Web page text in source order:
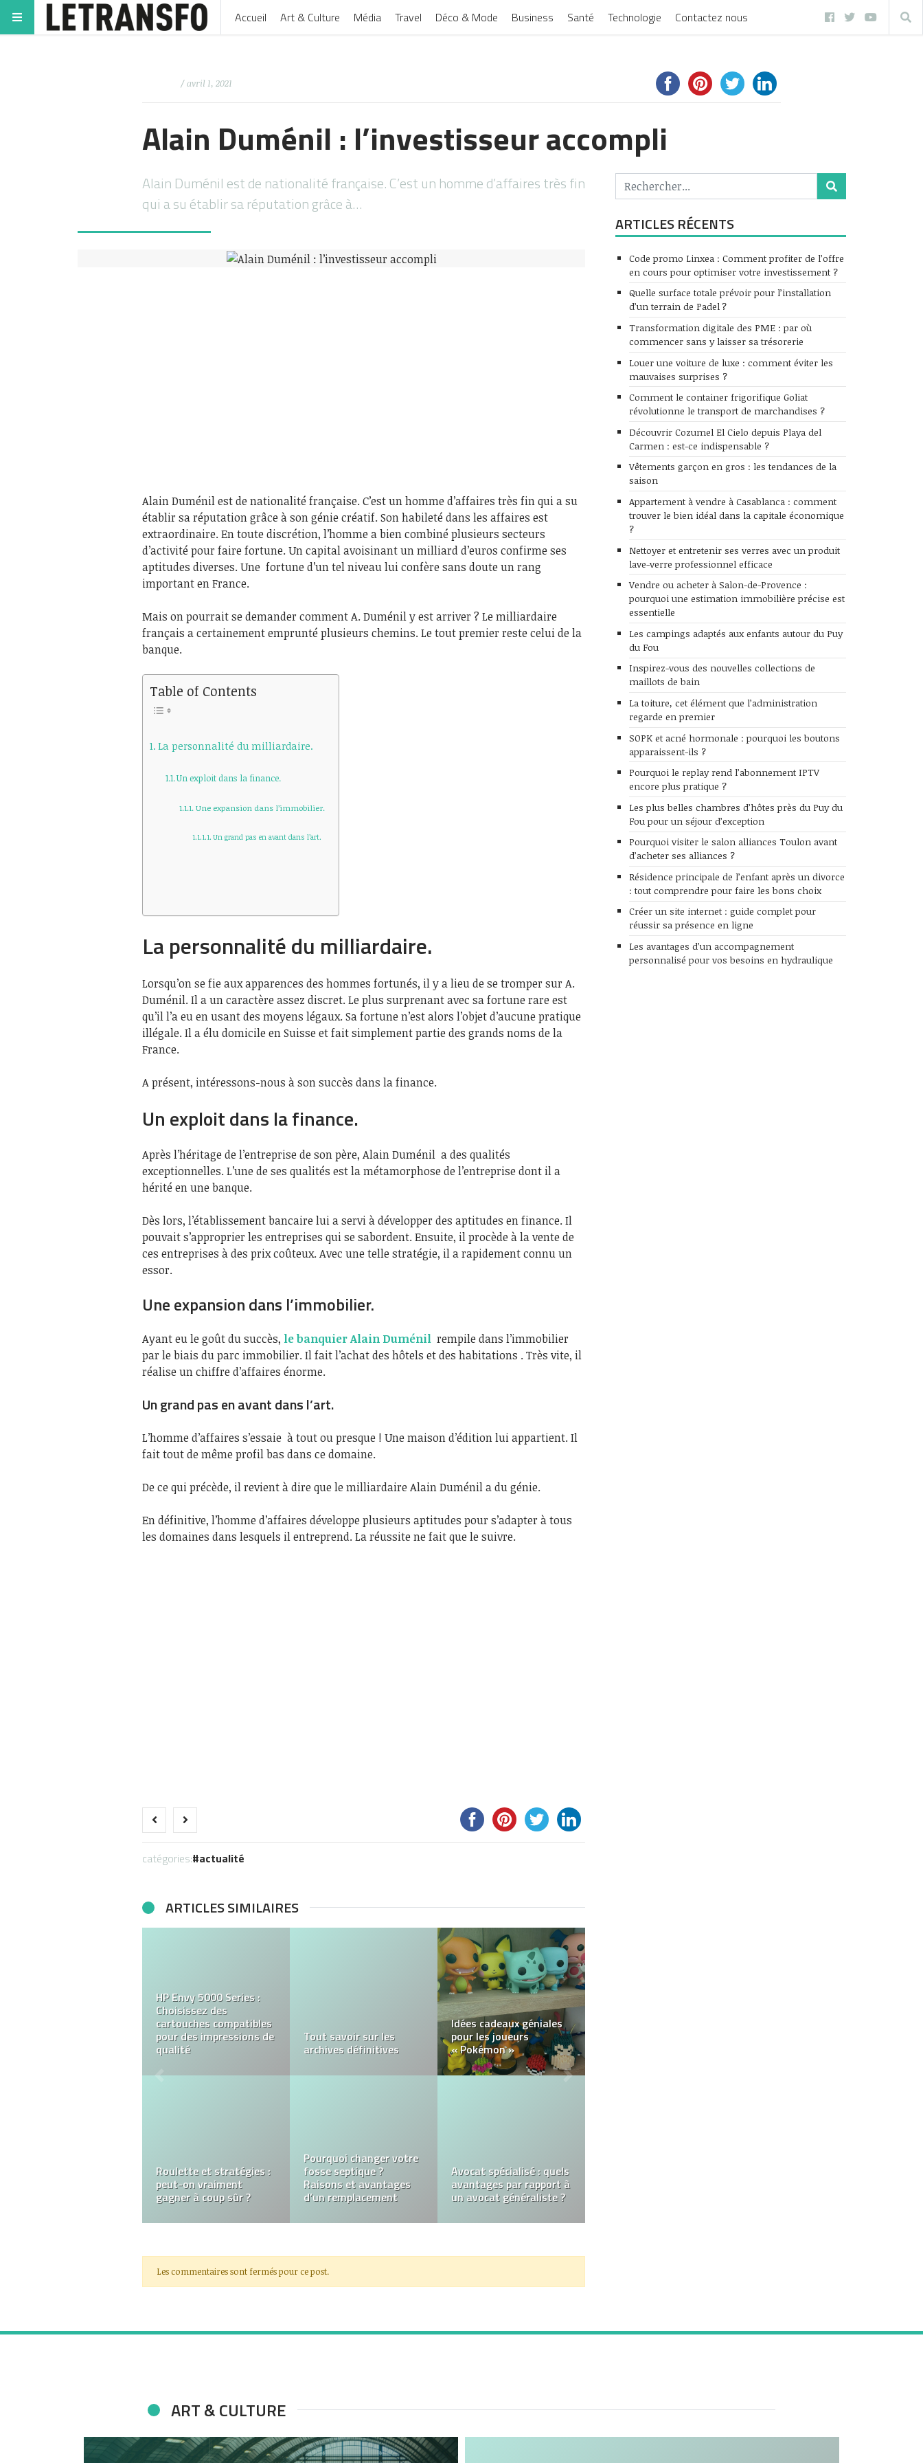
Accueil Art & Culture Média Travel Déco & Mode Business Santé Technologie Contactez nous
/ avril 1, 2021
Alain Duménil : l’investisseur accompli
Alain Duménil est de nationalité française. C’est un homme d’affaires très fin
qui a su établir sa réputation grâce à…
Alain Duménil est de nationalité française. C’est un homme d’affaires très fin qui a su
établir sa réputation grâce à son génie créatif. Son habileté dans les affaires est
extraordinaire. En toute discrétion, l’homme a bien combiné plusieurs secteurs
d’activité pour faire fortune. Un capital avoisinant un milliard d’euros confirme ses
aptitudes diverses. Une fortune d’un tel niveau lui confère sans doute un rang
important en France.
Mais on pourrait se demander comment A. Duménil y est arriver ? Le milliardaire
français a certainement emprunté plusieurs chemins. Le tout premier reste celui de la
banque.
Table of Contents
La personnalité du milliardaire.
Un exploit dans la finance.
Une expansion dans l’immobilier.
Un grand pas en avant dans l’art.
La personnalité du milliardaire.
Lorsqu’on se fie aux apparences des hommes fortunés, il y a lieu de se tromper sur A.
Duménil. Il a un caractère assez discret. Le plus surprenant avec sa fortune rare est
qu’il l’a eu en usant des moyens légaux. Sa fortune n’est alors l’objet d’aucune pratique
illégale. Il a élu domicile en Suisse et fait simplement partie des grands noms de la
France.
A présent, intéressons-nous à son succès dans la finance.
Un exploit dans la finance.
Après l’héritage de l’entreprise de son père, Alain Duménil a des qualités
exceptionnelles. L’une de ses qualités est la métamorphose de l’entreprise dont il a
hérité en une banque.
Dès lors, l’établissement bancaire lui a servi à développer des aptitudes en finance. Il
pouvait s’approprier les entreprises qui se sabordent. Ensuite, il procède à la vente de
ces entreprises à des prix coûteux. Avec une telle stratégie, il a rapidement connu un
essor.
Une expansion dans l’immobilier.
Ayant eu le goût du succès, le banquier Alain Duménil rempile dans l’immobilier
par le biais du parc immobilier. Il fait l’achat des hôtels et des habitations . Très vite, il
réalise un chiffre d’affaires énorme.
Un grand pas en avant dans l’art.
L’homme d’affaires s’essaie à tout ou presque ! Une maison d’édition lui appartient. Il
fait tout de même profil bas dans ce domaine.
De ce qui précède, il revient à dire que le milliardaire Alain Duménil a du génie.
En définitive, l’homme d’affaires développe plusieurs aptitudes pour s’adapter à tous
les domaines dans lesquels il entreprend. La réussite ne fait que le suivre.
catégories: actualité
ARTICLES SIMILAIRES
HP Envy 5000 Series :
Choisissez des
cartouches compatibles
pour des impressions de
qualité
Tout savoir sur les
archives définitives
Idées cadeaux géniales
pour les joueurs
« Pokémon »
Roulette et stratégies :
peut-on vraiment
gagner à coup sûr ?
Pourquoi changer votre
fosse septique ?
Raisons et avantages
d’un remplacement
Avocat spécialisé : quels
avantages par rapport à
un avocat généraliste ?
Les commentaires sont fermés pour ce post.
ARTICLES RÉCENTS
Code promo Linxea : Comment profiter de l’offre
en cours pour optimiser votre investissement ?
Quelle surface totale prévoir pour l’installation
d’un terrain de Padel ?
Transformation digitale des PME : par où
commencer sans y laisser sa trésorerie
Louer une voiture de luxe : comment éviter les
mauvaises surprises ?
Comment le container frigorifique Goliat
révolutionne le transport de marchandises ?
Découvrir Cozumel El Cielo depuis Playa del
Carmen : est-ce indispensable ?
Vêtements garçon en gros : les tendances de la
saison
Appartement à vendre à Casablanca : comment
trouver le bien idéal dans la capitale économique
?
Nettoyer et entretenir ses verres avec un produit
lave-verre professionnel efficace
Vendre ou acheter à Salon-de-Provence :
pourquoi une estimation immobilière précise est
essentielle
Les campings adaptés aux enfants autour du Puy
du Fou
Inspirez-vous des nouvelles collections de
maillots de bain
La toiture, cet élément que l’administration
regarde en premier
SOPK et acné hormonale : pourquoi les boutons
apparaissent-ils ?
Pourquoi le replay rend l’abonnement IPTV
encore plus pratique ?
Les plus belles chambres d’hôtes près du Puy du
Fou pour un séjour d’exception
Pourquoi visiter le salon alliances Toulon avant
d’acheter ses alliances ?
Résidence principale de l’enfant après un divorce
: tout comprendre pour faire les bons choix
Créer un site internet : guide complet pour
réussir sa présence en ligne
Les avantages d’un accompagnement
personnalisé pour vos besoins en hydraulique
ART & CULTURE